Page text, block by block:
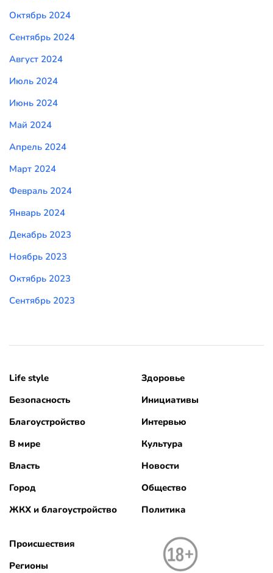
Октябрь 2024
Сентябрь 2024
Август 2024
Июль 2024
Июнь 2024
Май 2024
Апрель 2024
Март 2024
Февраль 2024
Январь 2024
Декабрь 2023
Ноябрь 2023
Октябрь 2023
Сентябрь 2023
Life style
Безопасность
Благоустройство
В мире
Власть
Город
ЖКХ и благоустройство
Здоровье
Инициативы
Интервью
Культура
Новости
Общество
Политика
Происшествия
Регионы